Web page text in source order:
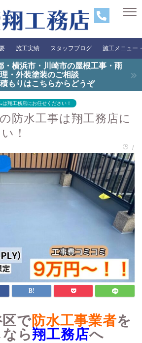
施工実績 スタッフブログ 施工メニュー
・横浜市・川崎市の屋根工事・雨
・外装塗装のご相談
もりはこちらからどうぞ
翔工務店にお任せください！
防水工事は翔工務店に
！
/
で防水工事業者を
なら翔工務店へ